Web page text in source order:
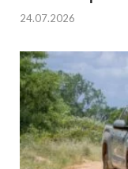
24.07.2026